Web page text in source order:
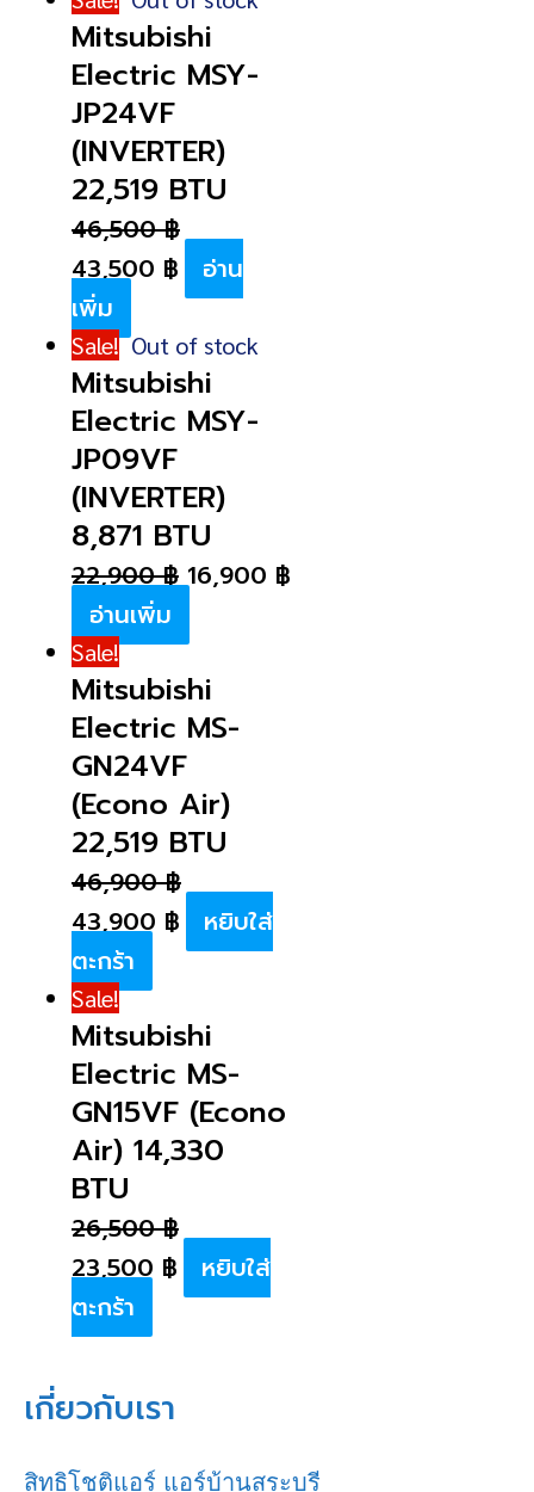
Mitsubishi
Electric MSY-
JP24VF
(INVERTER)
22,519 BTU
46,500฿
43,500 ฿
อ่าน
เพิ่ม
Sale! Out of stock
Mitsubishi
Electric MSY-
JP09VF
(INVERTER)
8,871 BTU
22,900฿ 16,900 ฿
อ่านเพิ่ม
Sale!
Mitsubishi
Electric MS-
GN24VF
(Econo Air)
22,519 BTU
46,900฿
43,900 ฿
หยิบใส่
ตะกร้า
Sale!
Mitsubishi
Electric MS-
GN15VF (Econo
Air) 14,330
BTU
26,500฿
23,500 ฿
หยิบใส่
ตะกร้า
เกี่ยวกับเรา
สิทธิโชติแอร์ แอร์บ้านสระบุรี